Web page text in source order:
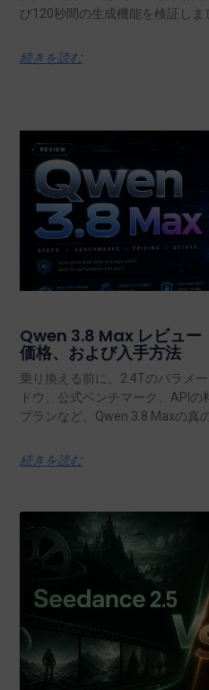
び120秒間の生成機能を検証し
続きを読む
Qwen 3.8 Max レビュー
価格、および入手方法
乗り換える前に、2.4Tのパラメ
ドウ、公式ベンチマーク、API
プランなど、Qwen 3.8 Maxの真
続きを読む